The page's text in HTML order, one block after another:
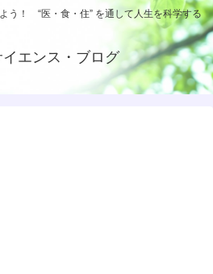
う！ “医・食・住” を通して人生を科学する
イエンス・ブログ